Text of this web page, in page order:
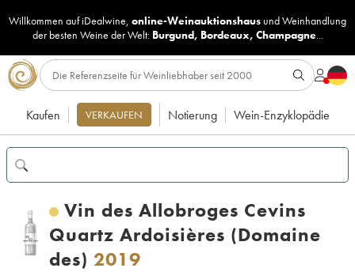
Willkommen auf iDealwine, online-Weinauktionshaus undWeinhandlung
der besten Weine der Welt: Burgund, Bordeaux, Champagne...
Kaufen VERKAUFEN Notierung Wein-Enzyklopädie
Vin des Allobroges Cevins
Quartz Ardoisières (Domaine
des) 2019